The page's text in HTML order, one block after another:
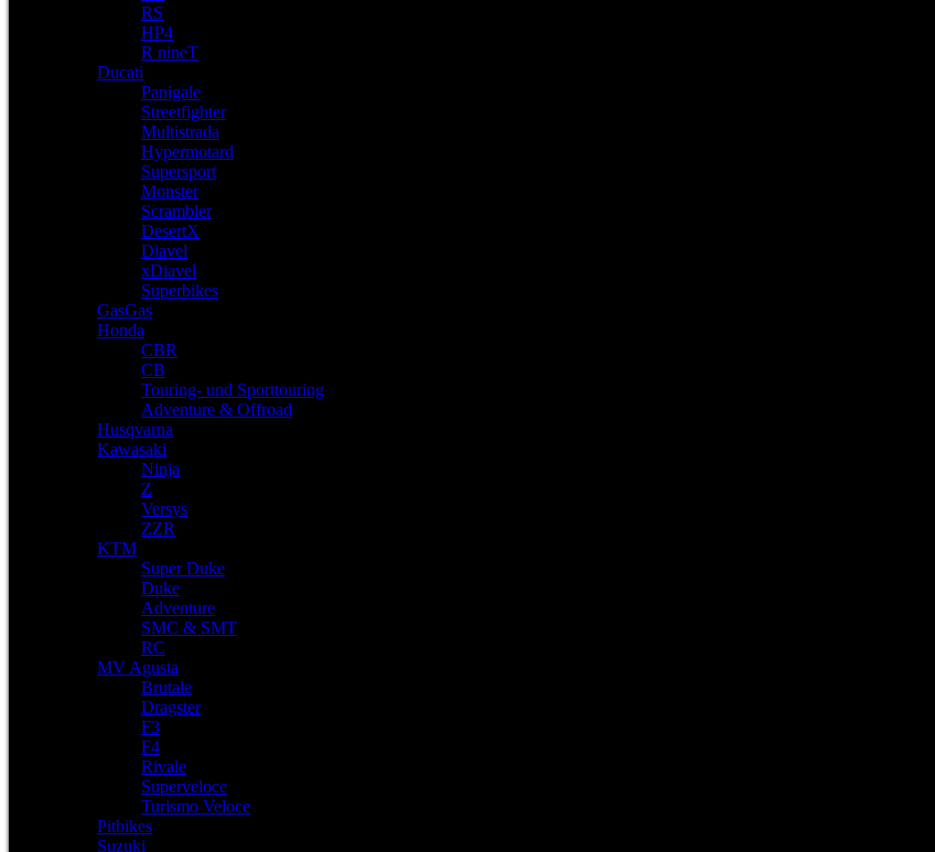
RS
HP4
R nineT
Ducati
Panigale
Streetfighter
Multistrada
Hypermotard
Supersport
Monster
Scrambler
DesertX
Diavel
xDiavel
Superbikes
GasGas
Honda
CBR
CB
Touring- und Sporttouring
Adventure & Offroad
Husqvarna
Kawasaki
Ninja
Z
Versys
ZZR
KTM
Super Duke
Duke
Adventure
SMC & SMT
RC
MV Agusta
Brutale
Dragster
F3
F4
Rivale
Superveloce
Turismo Veloce
Pitbikes
Suzuki